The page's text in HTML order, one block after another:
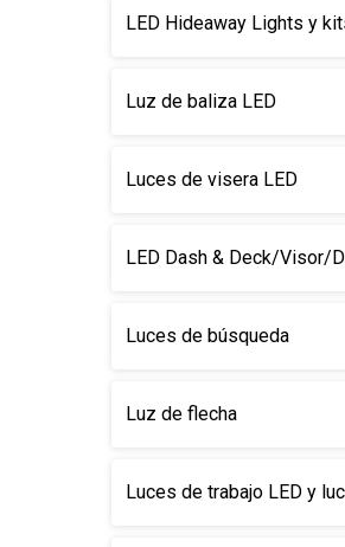
Luz de baliza LED
Luces de visera LED
Luces de búsqueda
Luz de flecha